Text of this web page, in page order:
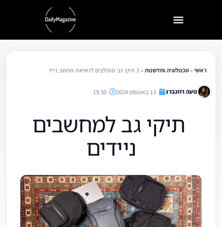
ראשי»טכנולוגיה וחדשנות»3 תיקי גב מומלצים לנשיאת מחשב נייד
נועה רוזנברג 13 באוגוסט 2024 15:30
תיקי גב למחשבים
ניידים